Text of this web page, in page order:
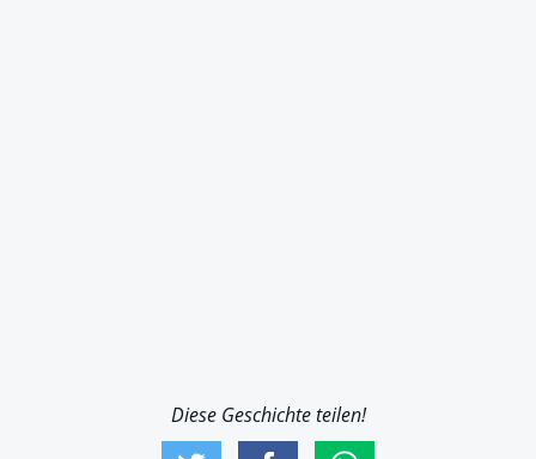
Diese Geschichte teilen!